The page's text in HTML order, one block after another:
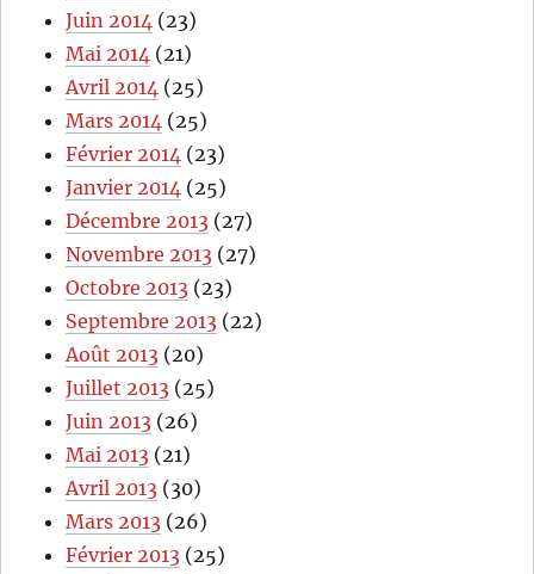
Juin 2014 (23)
Mai 2014 (21)
Avril 2014 (25)
Mars 2014 (25)
Février 2014 (23)
Janvier 2014 (25)
Décembre 2013 (27)
Novembre 2013 (27)
Octobre 2013 (23)
Septembre 2013 (22)
Août 2013 (20)
Juillet 2013 (25)
Juin 2013 (26)
Mai 2013 (21)
Avril 2013 (30)
Mars 2013 (26)
Février 2013 (25)